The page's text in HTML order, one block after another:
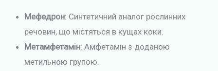
Мефедрон: Синтетичний аналог рослинних
речовин, що містяться в кущах коки.
Метамфетамін: Амфетамін з доданою
метильною групою.